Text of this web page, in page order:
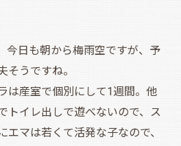
今日も朝から梅雨空ですが、予
そうですね。
は産室で個別にして1週間。他
トイレ出しで遊べないので、ス
エマは若くて活発な子なので、